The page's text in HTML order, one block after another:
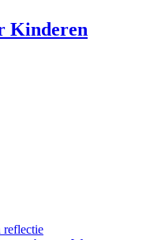
Kinderen
reflectie